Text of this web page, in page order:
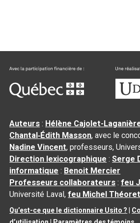
Auteurs : Hélène Cajolet-
Chantal‑Édith Masson, avec le
Nadine Vincent, professeurs,
Direction lexicographique :Serge
informatique : Benoit Mercier
Professeurs collaborateurs :feu
Université Laval,feu Michel
Qu’est-ce que le dictionnaire Usito ?